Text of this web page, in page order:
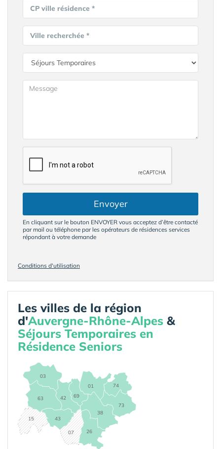
CP ville résidence *
Ville recherchée *
Envoyer
En cliquant sur le bouton ENVOYER vous acceptez d’être contacté
par mail ou téléphone par les opérateurs de résidences services
répondant à votre demande
Conditions d'utilisation
Les villes de la région
d'Auvergne-Rhône-Alpes &
Séjours Temporaires en
Résidence Seniors
01
03
07
15
26
38
42
43
63
69
73
74